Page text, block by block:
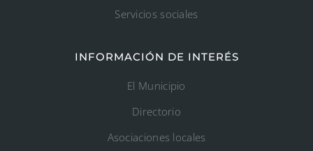
Servicios sociales
INFORMACIÓN DE INTERÉS
El Municipio
Directorio
Asociaciones locales